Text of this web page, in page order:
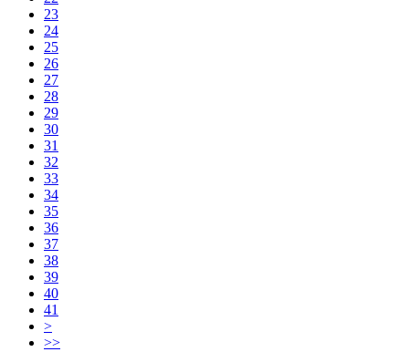
23
24
25
26
27
28
29
30
31
32
33
34
35
36
37
38
39
40
41
>
>>